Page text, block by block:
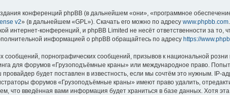
конференций phpBB (в дальнейшем «они», «программное
v2» (в дальнейшем «GPL»). Скачать его можно по адресу www.phpbb.com
интернет-конференций, и phpBB Limited не несёт ответственности за то,
информацией о phpBB обращайтесь по адресу https://
порнографических сообщений, призывов к национальной
для форумов «Грузоподъёмные краны» или международное право.
будет поставлен в известность, если мы сочтём это нужным. IP-
форумов «Грузоподъёмные краны» имеют право удалить,
что введённая вами информация будет храниться в базе данных. Хотя